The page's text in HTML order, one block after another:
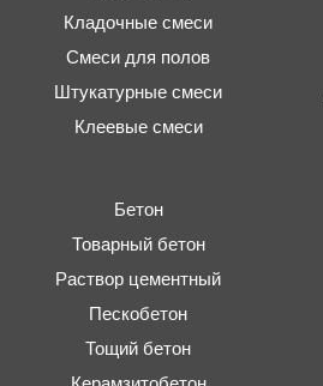
Кладочные смеси
Смеси для полов
Штукатурные смеси
Клеевые смеси
Бетон
Товарный бетон
Раствор цементный
Пескобетон
Тощий бетон